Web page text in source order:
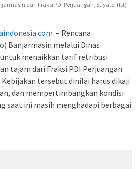
dari Fraksi PDI Perjuangan, Suyato. (Ist)
– Rencana
Banjarmasin melalui Dinas
untuk menaikkan tarif retribusi
tajam dari Fraksi PDI Perjuangan
Kebijakan tersebut dinilai harus dikaji
dan mempertimbangkan kondisi
saat ini masih menghadapi berbagai